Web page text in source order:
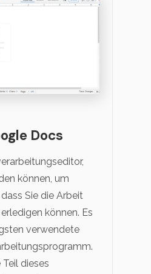
Docs
können, um
Sie die Arbeit
können. Es
verwendete
dieses